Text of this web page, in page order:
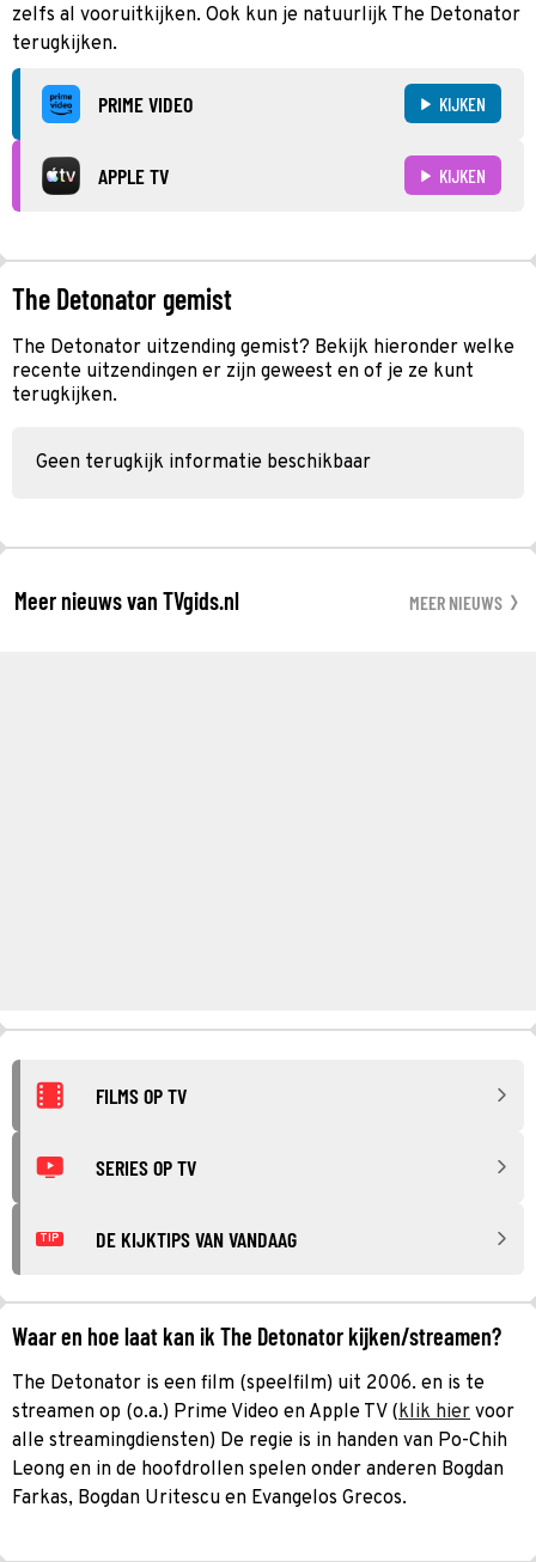
zelfs al vooruitkijken. Ook kun je natuurlijk The Detonator
terugkijken.
PRIME VIDEO KIJKEN
APPLE TV KIJKEN
The Detonator gemist
The Detonator uitzending gemist? Bekijk hieronder welke
recente uitzendingen er zijn geweest en of je ze kunt
terugkijken.
Geen terugkijk informatie beschikbaar
Meer nieuws van TVgids.nl MEER NIEUWS
FILMS OP TV
SERIES OP TV
TIP DE KIJKTIPS VAN VANDAAG
Waar en hoe laat kan ik The Detonator kijken/streamen?
The Detonator is een film (speelfilm) uit 2006. en is te
streamen op (o.a.) Prime Video en Apple TV (klik hier voor
alle streamingdiensten) De regie is in handen van Po-Chih
Leong en in de hoofdrollen spelen onder anderen Bogdan
Farkas, Bogdan Uritescu en Evangelos Grecos.